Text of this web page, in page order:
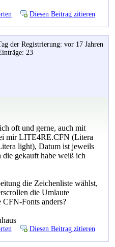
Diesen Beitrag zitieren
der Registrierung: vor 17 Jahren
23
oft und gerne, auch mit
mir LITE4RE.CFN (Litera
light), Datum ist jeweils
gekauft habe weiß ich
die Zeichenliste wählst,
die Umlaute
CFN-Fonts anders?
Diesen Beitrag zitieren